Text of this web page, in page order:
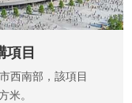
項目
西南部，該項目
米。